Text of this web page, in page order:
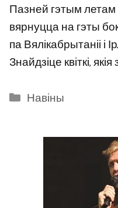
Пазней гэтым летам
вярнуцца на гэты
па Вялікабрытаніі і
Знайдзіце квіткі,
Categories
Навіны